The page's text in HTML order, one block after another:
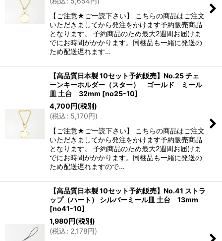
【ご注意★ご一読下さい】 こちらの商品はご注文
いただきましてから発注をかけます予約販売商品
となります。 予約商品のため最大2週間お届けま
でにお時間がかかります。同梱品も一緒に発送の
ため配送遅れます…
【高品質日本製 10セット予約販売】No.25 チェ
ーンキーホルダー（スター） ゴールド ミール
皿 土台 32mm [no25-10]
4,700円(税別)
(税込: 5,170円)
【ご注意★ご一読下さい】 こちらの商品はご注文
いただきましてから発注をかけます予約販売商品
となります。 予約商品のため最大2週間お届けま
でにお時間がかかります。同梱品も一緒に発送の
ため配送遅れますので…
【高品質日本製 10セット予約販売】No.41 ストラ
ップ（ハート） シルバーミール皿 土台 13mm
[no41-10]
1,980円(税別)
(税込: 2,178円)